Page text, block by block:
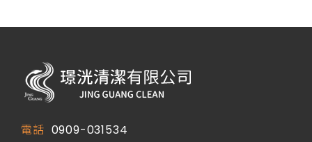
電話 0909-031534